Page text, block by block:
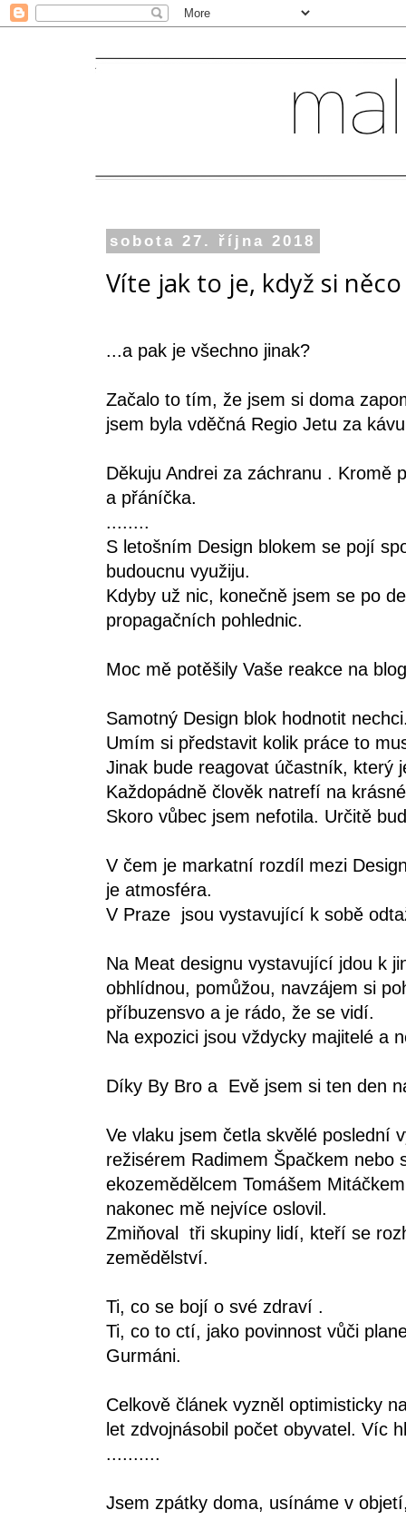
sobota 27. října 2018
Víte jak to je, když si
...a pak je všechno jinak?
Začalo to tím, že jsem si doma
jsem byla vděčná Regio Jetu za
Děkuju Andrei za záchranu . Kromě
a přáníčka.
........
S letošním Design blokem se pojí
budoucnu využiju.
Kdyby už nic, konečně jsem se po
propagačních pohlednic.
Moc mě potěšily Vaše reakce na
Samotný Design blok hodnotit
Umím si představit kolik práce to
Jinak bude reagovat účastník, který
Každopádně člověk natrefí na
Skoro vůbec jsem nefotila. Určitě
V čem je markatní rozdíl mezi
je atmosféra.
V Praze jsou vystavující k sobě
Na Meat designu vystavující jdou k
obhlídnou, pomůžou, navzájem si
příbuzensvo a je rádo, že se vidí.
Na expozici jsou vždycky majitelé a
Díky By Bro a Evě jsem si ten den
Ve vlaku jsem četla skvělé poslední
režisérem Radimem Špačkem nebo
ekozemědělcem Tomášem
nakonec mě nejvíce oslovil.
Zmiňoval tři skupiny lidí, kteří se
zemědělství.
Ti, co se bojí o své zdraví .
Ti, co to ctí, jako povinnost vůči
Gurmáni.
Celkově článek vyzněl optimisticky
let zdvojnásobil počet obyvatel. Víc
..........
Jsem zpátky doma, usínáme v